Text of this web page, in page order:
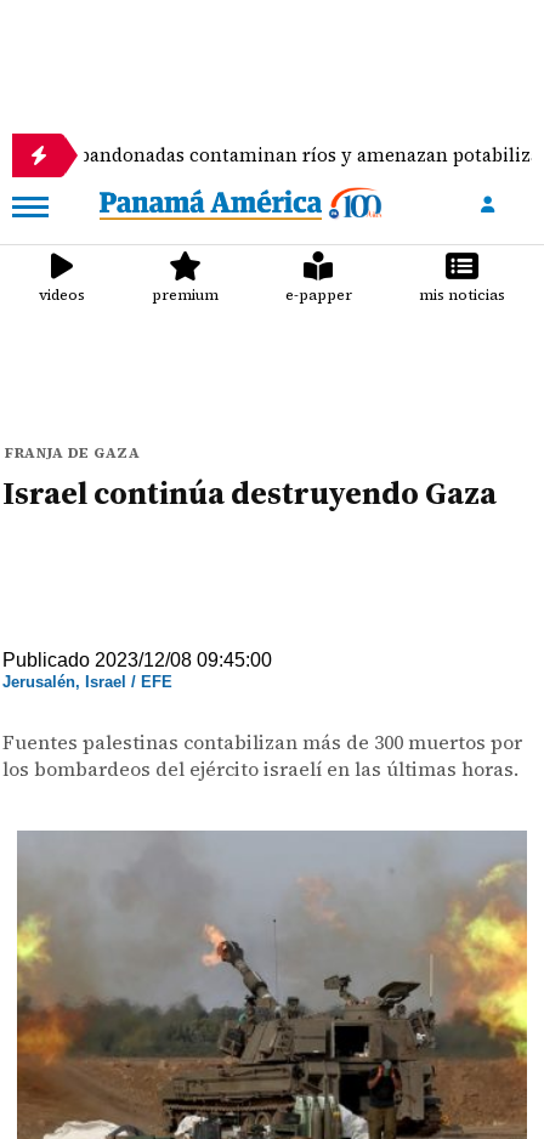
abandonadas contaminan ríos y amenazan
videos premium e-papper mis noticias
FRANJA DE GAZA
Israel continúa destruyendo Gaza
Publicado 2023/12/08 09:45:00
Jerusalén, Israel / EFE
Fuentes palestinas contabilizan más de 300 muertos por
los bombardeos del ejército israelí en las últimas horas.